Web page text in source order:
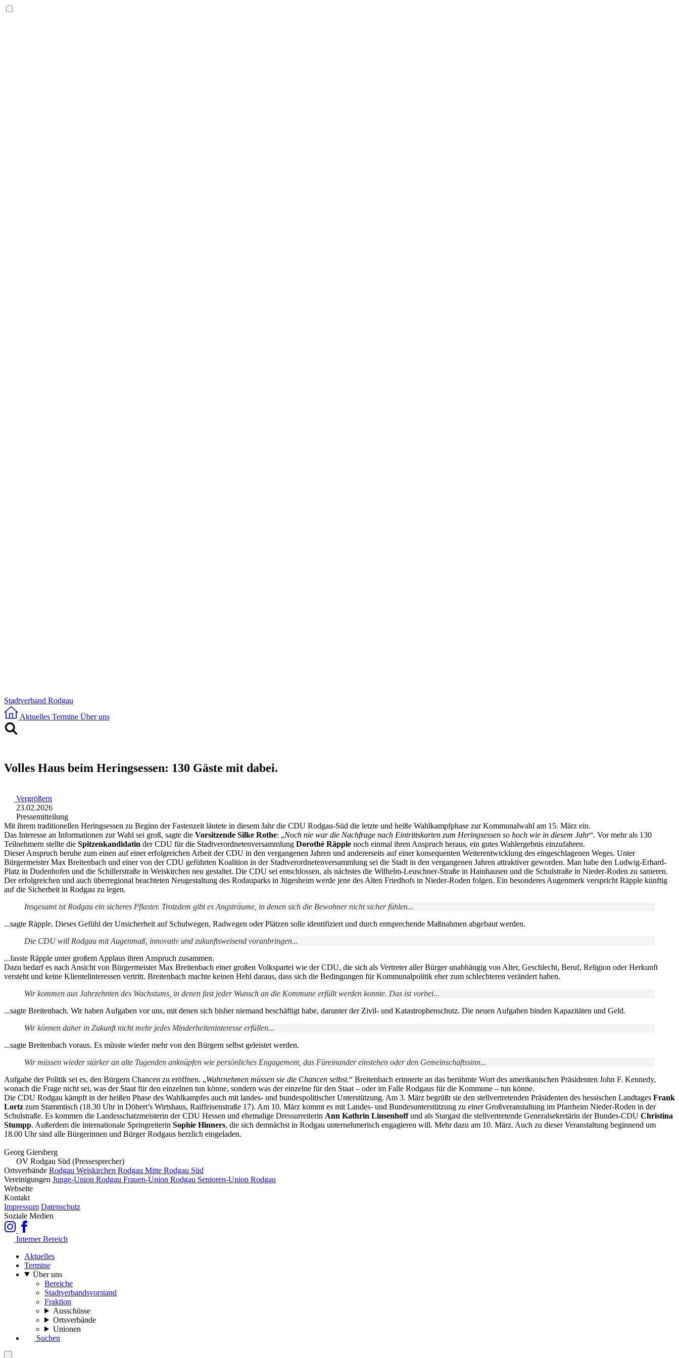
Stadtverband Rodgau
Aktuelles Termine Über uns
Volles Haus beim Heringsessen: 130 Gäste mit dabei.
Vergrößern
23.02.2026
Pressemitteilung
Mit ihrem traditionellen Heringsessen zu Beginn der Fastenzeit läutete in diesem Jahr die CDU Rodgau-Süd die letzte und heiße Wahlkampfphase zur Kommunalwahl am 15. März ein.
Das Interesse an Informationen zur Wahl sei groß, sagte die Vorsitzende Silke Rothe: „Noch nie war die Nachfrage nach Eintrittskarten zum Heringsessen so hoch wie in diesem Jahr“. Vor mehr als 130
Teilnehmern stellte die Spitzenkandidatin der CDU für die Stadtverordnetenversammlung Dorothé Räpple noch einmal ihren Anspruch heraus, ein gutes Wahlergebnis einzufahren.
Dieser Anspruch beruhe zum einen auf einer erfolgreichen Arbeit der CDU in den vergangenen Jahren und andererseits auf einer konsequenten Weiterentwicklung des eingeschlagenen Weges. Unter
Bürgermeister Max Breitenbach und einer von der CDU geführten Koalition in der Stadtverordnetenversammlung sei die Stadt in den vergangenen Jahren attraktiver geworden. Man habe den Ludwig-Erhard-
Platz in Dudenhofen und die Schillerstraße in Weiskirchen neu gestaltet. Die CDU sei entschlossen, als nächstes die Wilhelm-Leuschner-Straße in Hainhausen und die Schulstraße in Nieder-Roden zu sanieren.
Der erfolgreichen und auch überregional beachteten Neugestaltung des Rodauparks in Jügesheim werde jene des Alten Friedhofs in Nieder-Roden folgen. Ein besonderes Augenmerk verspricht Räpple künftig
auf die Sicherheit in Rodgau zu legen.
Insgesamt ist Rodgau ein sicheres Pflaster. Trotzdem gibt es Angsträume, in denen sich die Bewohner nicht sicher fühlen...
...sagte Räpple. Dieses Gefühl der Unsicherheit auf Schulwegen, Radwegen oder Plätzen solle identifiziert und durch entsprechende Maßnahmen abgebaut werden.
Die CDU will Rodgau mit Augenmaß, innovativ und zukunftsweisend voranbringen...
...fasste Räpple unter großem Applaus ihren Anspruch zusammen.
Dazu bedarf es nach Ansicht von Bürgermeister Max Breitenbach einer großen Volkspartei wie der CDU, die sich als Vertreter aller Bürger unabhängig von Alter, Geschlecht, Beruf, Religion oder Herkunft
versteht und keine Klientelinteressen vertritt. Breitenbach machte keinen Hehl daraus, dass sich die Bedingungen für Kommunalpolitik eher zum schlechteren verändert haben.
Wir kommen aus Jahrzehnten des Wachstums, in denen fast jeder Wunsch an die Kommune erfüllt werden konnte. Das ist vorbei...
...sagte Breitenbach. Wir haben Aufgaben vor uns, mit denen sich bisher niemand beschäftigt habe, darunter der Zivil- und Katastrophenschutz. Die neuen Aufgaben binden Kapazitäten und Geld.
Wir können daher in Zukunft nicht mehr jedes Minderheiteninteresse erfüllen...
...sagte Breitenbach voraus. Es müsste wieder mehr von den Bürgern selbst geleistet werden.
Wir müssen wieder stärker an alte Tugenden anknüpfen wie persönliches Engagement, das Füreinander einstehen oder den Gemeinschaftssinn...
Aufgabe der Politik sei es, den Bürgern Chancen zu eröffnen. „Wahrnehmen müssen sie die Chancen selbst.“ Breitenbach erinnerte an das berühmte Wort des amerikanischen Präsidenten John F. Kennedy,
wonach die Frage nicht sei, was der Staat für den einzelnen tun könne, sondern was der einzelne für den Staat – oder im Falle Rodgaus für die Kommune – tun könne.
Die CDU Rodgau kämpft in der heißen Phase des Wahlkampfes auch mit landes- und bundespolitischer Unterstützung. Am 3. März begrüßt sie den stellvertretenden Präsidenten des hessischen Landtages Frank
Lortz zum Stammtisch (18.30 Uhr in Döbert’s Wirtshaus, Raiffeisenstraße 17). Am 10. März kommt es mit Landes- und Bundesunterstützung zu einer Großveranstaltung im Pfarrheim Nieder-Roden in der
Schulstraße. Es kommen die Landesschatzmeisterin der CDU Hessen und ehemalige Dressurreiterin Ann Kathrin Linsenhoffund als Stargast die stellvertretende Generalsekretärin der Bundes-CDU Christina
Stumpp. Außerdem die internationale Springreiterin Sophie Hinners, die sich demnächst in Rodgau unternehmerisch engagieren will. Mehr dazu am 10. März. Auch zu dieser Veranstaltung beginnend um
18.00 Uhr sind alle Bürgerinnen und Bürger Rodgaus herzlich eingeladen.
Georg Giersberg
OV Rodgau Süd (Pressesprecher)
Ortsverbände Rodgau Weiskirchen Rodgau Mitte Rodgau Süd
Vereinigungen Junge-Union Rodgau Frauen-Union Rodgau Senioren-Union Rodgau
Webseite
Kontakt
Impressum Datenschutz
Soziale Medien
Interner Bereich
Aktuelles
Termine
Über uns
Bereiche
Stadtverbandsvorstand
Fraktion
Ausschüsse
Ortsverbände
Unionen
Suchen